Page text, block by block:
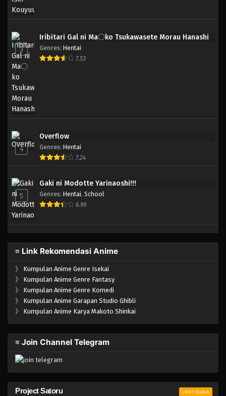
3
Iribitari Gal ni Ma〇ko Tsukawasete Morau Hanashi
Genres: Hentai
7.53
4
Overflow
Genres: Hentai
7.24
5
Gaki ni Modotte Yarinaoshi!!!
Genres: Hentai, School
6.99
≡ Link Rekomendasi Anime
》 Kumpulan Anime Genre Isekai
》 Kumpulan Anime Genre Fantasy
》 Kumpulan Anime Genre Komedi
》 Kumpulan Anime Garapan Studio Ghibli
》 Kumpulan Anime Karya Makoto Shinkai
≡ Join Channel Telegram
Project Satoru LIHAT SEMUA